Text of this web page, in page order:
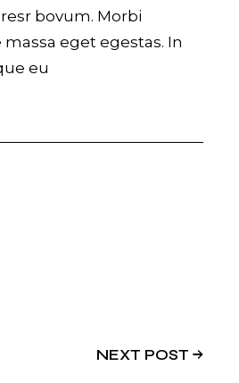
bovum. Morbi
eget egestas. In
eu
NEXT POST